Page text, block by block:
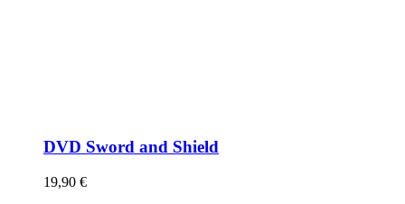
DVD Sword and Shield
19,90 €